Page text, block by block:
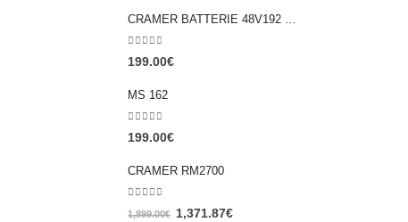
199.00€
MS 162
0 out of 5
199.00€
CRAMER RM2700
out of 5
1,899.00€ 1,371.87€